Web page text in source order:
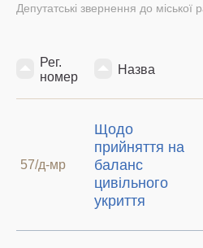
Депутатські звернення до міської
Рег.
номер
Назва
57/д-мр
Щодо
прийняття на
баланс
цивільного
укриття